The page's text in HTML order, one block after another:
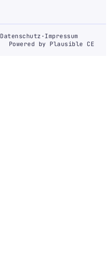
Datenschutz·Impressum
Powered by Plausible CE